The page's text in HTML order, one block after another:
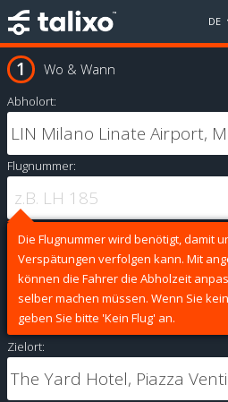
DE
Wo & Wann
Abholort:
Flugnummer:
Die Flugnummer wird benötigt, damit
Verspätungen verfolgen kann. Mit
können die Fahrer die Abholzeit
selber machen müssen. Wenn Sie
geben Sie bitte 'Kein Flug' an.
Zielort: